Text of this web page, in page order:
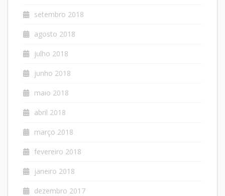
setembro 2018
agosto 2018
julho 2018
junho 2018
maio 2018
abril 2018
março 2018
fevereiro 2018
janeiro 2018
dezembro 2017